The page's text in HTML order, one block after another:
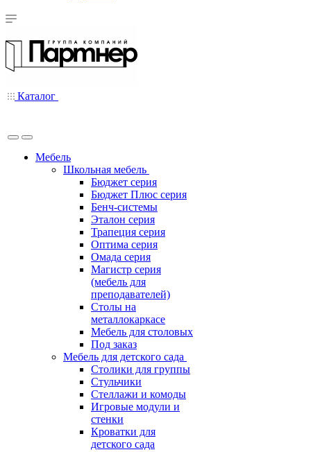
Каталог
Мебель
Школьная мебель
Бюджет серия
Бюджет Плюс серия
Бенч-системы
Эталон серия
Трапеция серия
Оптима серия
Омада серия
Магистр серия
(мебель для
преподавателей)
Столы на
металлокаркасе
Мебель для столовых
Под заказ
Мебель для детского сада
Столики для группы
Стульчики
Стеллажи и комоды
Игровые модули и
стенки
Кроватки для
детского сада